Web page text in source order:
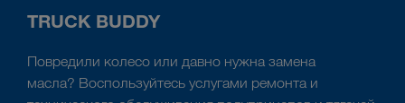
TRUCK BUDDY
Повредили колесо или давно нужна замена
масла? Воспользуйтесь услугами ремонта и